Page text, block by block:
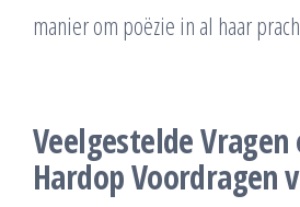
manier om poëzie in al haar
Veelgestelde
Hardop Voordragen